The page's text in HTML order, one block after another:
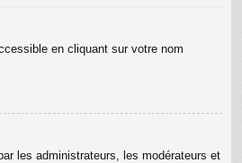
en cliquant sur votre nom
les administrateurs, les modérateurs et